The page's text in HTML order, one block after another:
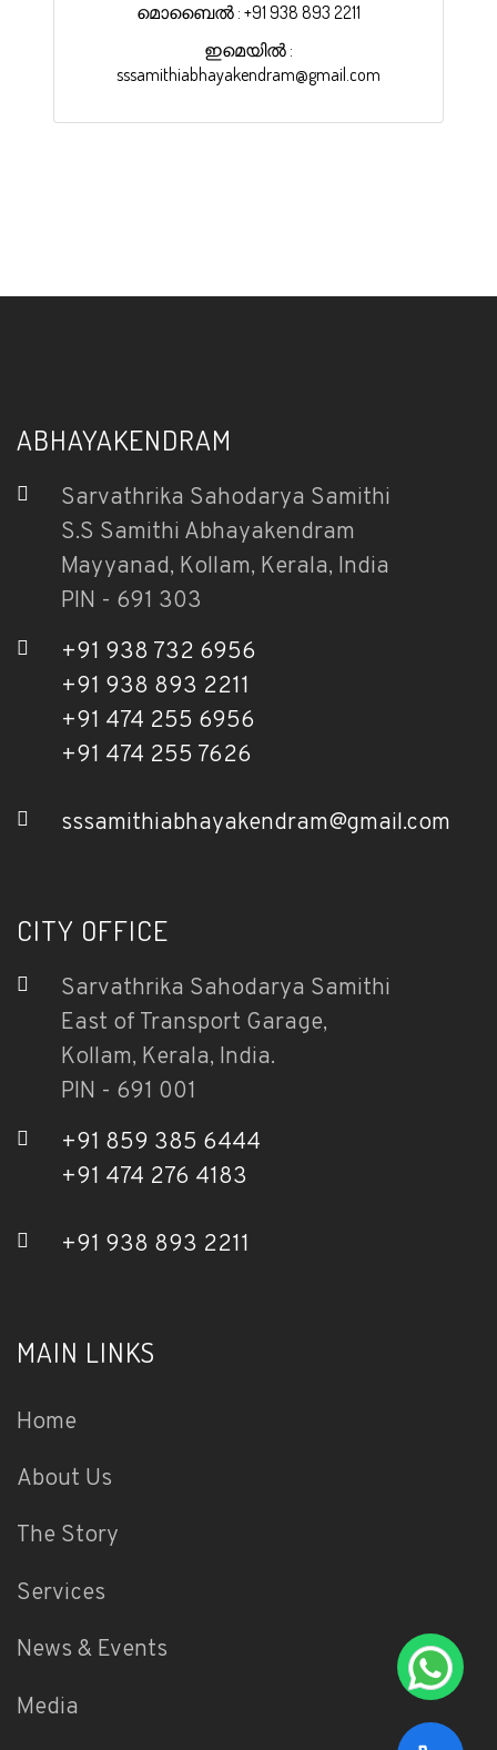
മൊബൈൽ : +91 938 893 2211
ഇമെയിൽ :
sssamithiabhayakendram@gmail.com
ABHAYAKENDRAM
Sarvathrika Sahodarya Samithi
S.S Samithi Abhayakendram
Mayyanad, Kollam, Kerala, India
PIN - 691 303
+91 938 732 6956
+91 938 893 2211
+91 474 255 6956
+91 474 255 7626
sssamithiabhayakendram@gmail.com
CITY OFFICE
Sarvathrika Sahodarya Samithi
East of Transport Garage,
Kollam, Kerala, India.
PIN - 691 001
+91 859 385 6444
+91 474 276 4183
+91 938 893 2211
MAIN LINKS
Home
About Us
The Story
Services
News & Events
Media